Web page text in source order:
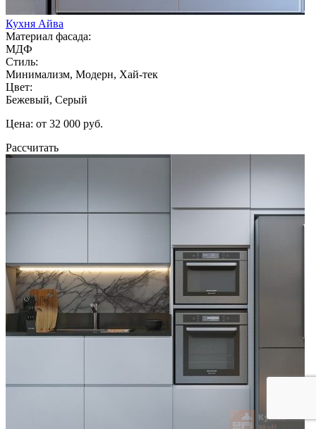
Кухня Айва
Материал фасада:
МДФ
Стиль:
Минимализм, Модерн, Хай-тек
Цвет:
Бежевый, Серый
Цена: от 32 000 руб.
Рассчитать